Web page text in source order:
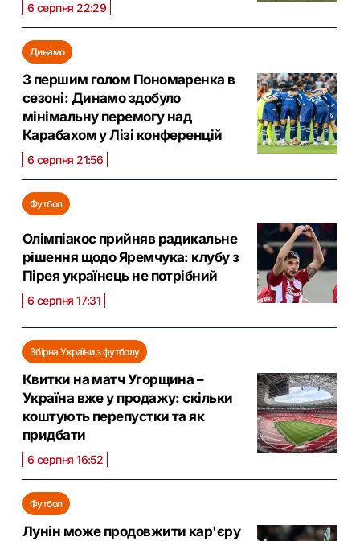
6 серпня 22:29
Динамо
З першим голом Пономаренка в
сезоні: Динамо здобуло
мінімальну перемогу над
Карабахом у Лізі конференцій
6 серпня 21:56
Футбол
Олімпіакос прийняв радикальне
рішення щодо Яремчука: клубу з
Пірея українець не потрібний
6 серпня 17:31
Збірна України з футболу
Квитки на матч Угорщина –
Україна вже у продажу: скільки
коштують перепустки та як
придбати
6 серпня 16:52
Футбол
Лунін може продовжити кар'єру